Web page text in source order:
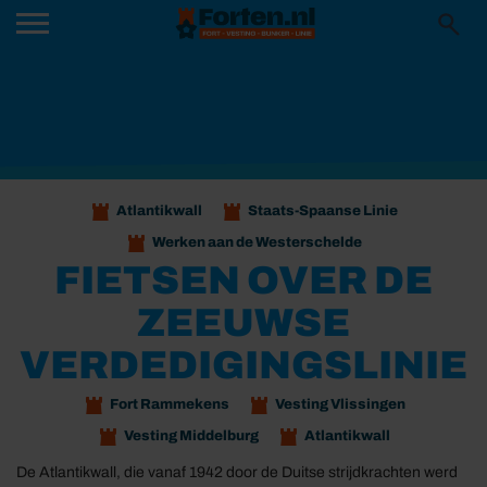
Atlantikwall Staats-Spaanse Linie
Werken aan de Westerschelde
FIETSEN OVER DE
ZEEUWSE
VERDEDIGINGSLINIE
Fort Rammekens Vesting Vlissingen
Vesting Middelburg Atlantikwall
De Atlantikwall, die vanaf 1942 door de Duitse strijdkrachten werd